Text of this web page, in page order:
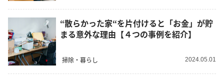
“散らかった家“を片付けると「お金」が貯
まる意外な理由【４つの事例を紹介】
掃除・暮らし 2024.05.01